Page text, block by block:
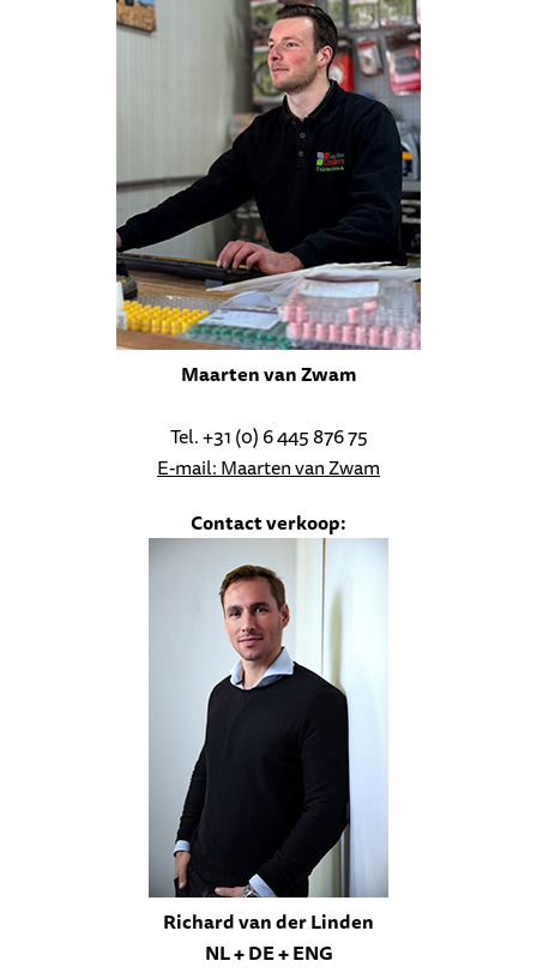
Maarten van Zwam
Tel. +31 (0) 6 445 876 75
E-mail: Maarten van Zwam
Contact verkoop:
Richard van der Linden
NL + DE + ENG